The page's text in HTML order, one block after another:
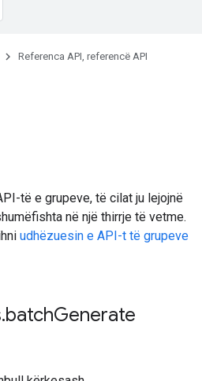
Referenca API, referencë API
të e grupeve, të cilat ju lejojnë
në një thirrje të vetme.
udhëzuesin e API-t të grupeve
.batchGenerate